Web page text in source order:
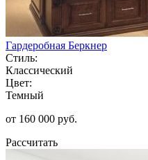
Гардеробная Беркнер
Стиль:
Классический
Цвет:
Темный
от 160 000 руб.
Рассчитать